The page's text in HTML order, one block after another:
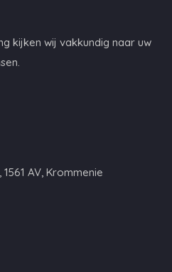
kijken wij vakkundig naar uw
AV, Krommenie